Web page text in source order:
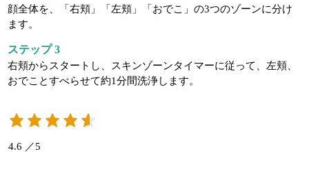
顔全体を、「右頬」「左頬」「おでこ」の3つのゾーンに分け
ます。
ステップ 3
右頬からスタートし、スキンゾーンタイマーに従って、左頬、
おでことすべらせて約1分間洗浄します。
4.6 ／5